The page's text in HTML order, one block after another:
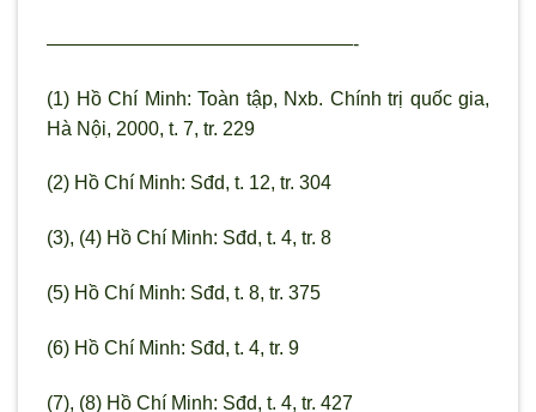
————————————————-
(1) Hồ Chí Minh: Toàn tập, Nxb. Chính trị quốc gia,
Hà Nội, 2000, t. 7, tr. 229
(2) Hồ Chí Minh: Sđd, t. 12, tr. 304
(3), (4) Hồ Chí Minh: Sđd, t. 4, tr. 8
(5) Hồ Chí Minh: Sđd, t. 8, tr. 375
(6) Hồ Chí Minh: Sđd, t. 4, tr. 9
(7), (8) Hồ Chí Minh: Sđd, t. 4, tr. 427